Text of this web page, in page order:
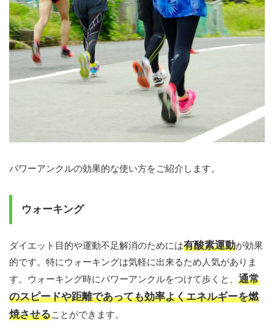
パワーアンクルの効果的な使い方をご紹介します。
ウォーキング
ダイエット目的や運動不足解消のためには有酸素運動が効果
的です。特にウォーキングは気軽に出来るため人気がありま
す。ウォーキング時にパワーアンクルをつけて歩くと、 通常
のスピードや距離であっても効率よくエネルギーを燃
焼させることができます。